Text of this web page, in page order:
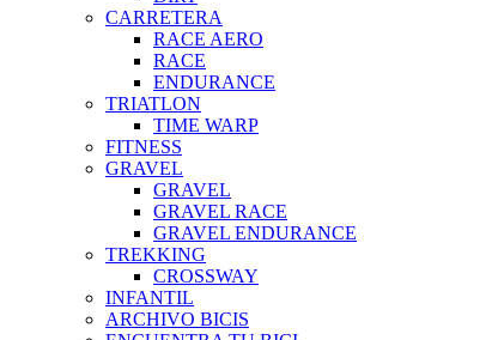
CARRETERA
RACE AERO
RACE
ENDURANCE
TRIATLON
TIME WARP
FITNESS
GRAVEL
GRAVEL
GRAVEL RACE
GRAVEL ENDURANCE
TREKKING
CROSSWAY
INFANTIL
ARCHIVO BICIS